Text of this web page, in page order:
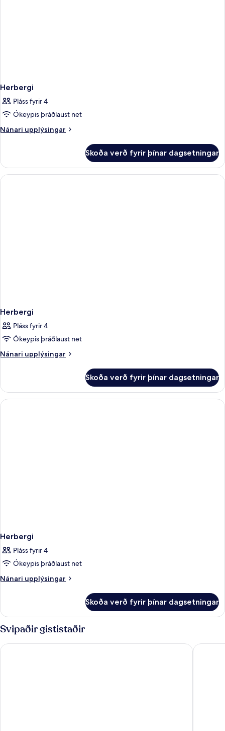
Herbergi
Pláss fyrir 4
Ókeypis þráðlaust net
Nánari upplýsingar
Nánari
Skoða verð fyrir þínar dagsetningar
Herbergi
Pláss fyrir 4
Ókeypis þráðlaust net
Nánari upplýsingar
Nánari
Skoða verð fyrir þínar dagsetningar
Herbergi
Pláss fyrir 4
Ókeypis þráðlaust net
Nánari upplýsingar
Nánari
Skoða verð fyrir þínar dagsetningar
Svipaðir gististaðir
Hotel Monterey Le Frere Osaka The